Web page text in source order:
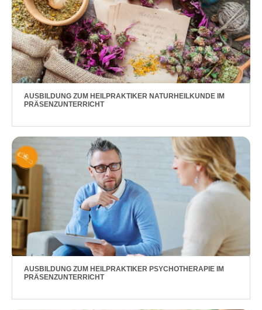
AUSBILDUNG ZUM HEILPRAKTIKER NATURHEILKUNDE IM
PRÄSENZUNTERRICHT
AUSBILDUNG ZUM HEILPRAKTIKER PSYCHOTHERAPIE IM
PRÄSENZUNTERRICHT